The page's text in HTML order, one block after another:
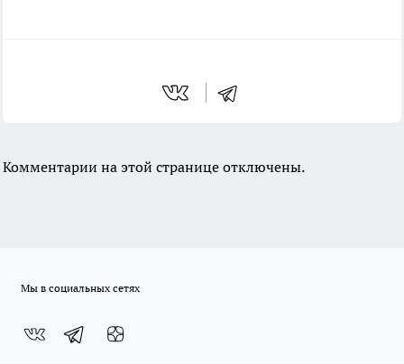
Комментарии на этой странице отключены.
Мы в социальных сетях